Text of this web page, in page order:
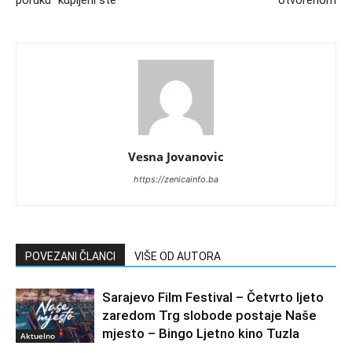
Vesna Jovanovic
https://zenicainfo.ba
POVEZANI ČLANCI VIŠE OD AUTORA
Aktuelno
Sarajevo Film Festival – Četvrto ljeto
zaredom Trg slobode postaje Naše
mjesto – Bingo Ljetno kino Tuzla